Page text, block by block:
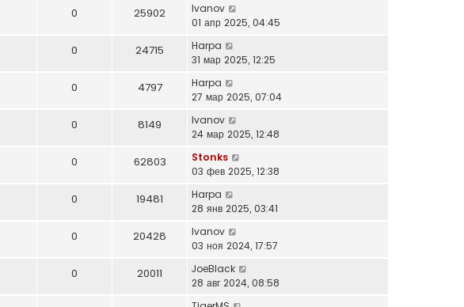
0 25902
Ivanov
01 апр 2025, 04:45
0 24715
Harpa
31 мар 2025, 12:25
0 4797
Harpa
27 мар 2025, 07:04
0 8149
Ivanov
24 мар 2025, 12:48
0 62803
Stonks
03 фев 2025, 12:38
0 19481
Harpa
28 янв 2025, 03:41
0 20428
Ivanov
03 ноя 2024, 17:57
0 20011
JoeBlack
28 авг 2024, 08:58